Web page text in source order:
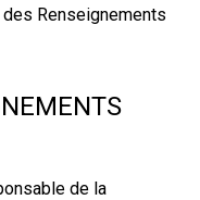
Renseignements
de la